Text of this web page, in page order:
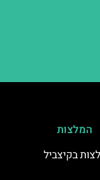
המלצות
בקיצביל